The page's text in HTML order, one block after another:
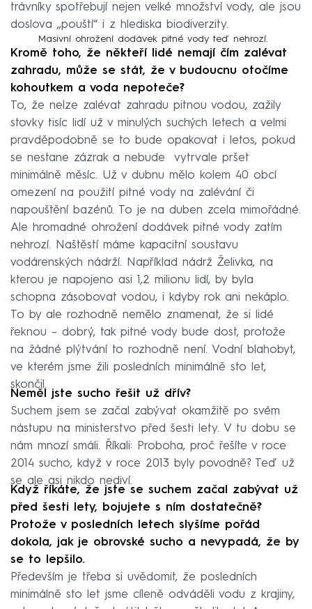
trávníky spotřebují nejen velké množství vody, ale jsou
doslova „pouští“ i z hlediska biodiverzity.
Masivní ohrožení dodávek pitné vody teď nehrozí.
Kromě toho, že někteří lidé nemají čím zalévat
zahradu, může se stát, že v budoucnu otočíme
kohoutkem a voda nepoteče?
To, že nelze zalévat zahradu pitnou vodou, zažily
stovky tisíc lidí už v minulých suchých letech a velmi
pravděpodobně se to bude opakovat i letos, pokud
se nestane zázrak a nebude vytrvale pršet
minimálně měsíc. Už v dubnu mělo kolem 40 obcí
omezení na použití pitné vody na zalévání či
napouštění bazénů. To je na duben zcela mimořádné.
Ale hromadné ohrožení dodávek pitné vody zatím
nehrozí. Naštěstí máme kapacitní soustavu
vodárenských nádrží. Například nádrž Želivka, na
kterou je napojeno asi 1,2 milionu lidí, by byla
schopna zásobovat vodou, i kdyby rok ani nekáplo.
To by ale rozhodně nemělo znamenat, že si lidé
řeknou – dobrý, tak pitné vody bude dost, protože
na žádné plýtvání to rozhodně není. Vodní blahobyt,
ve kterém jsme žili posledních minimálně sto let,
skončil.
Neměl jste sucho řešit už dřív?
Suchem jsem se začal zabývat okamžitě po svém
nástupu na ministerstvo před šesti lety. V tu dobu se
nám mnozí smáli. Říkali: Proboha, proč řešíte v roce
2014 sucho, když v roce 2013 byly povodně? Teď už
se ale asi nikdo nediví.
Když říkáte, že jste se suchem začal zabývat už
před šesti lety, bojujete s ním dostatečně?
Protože v posledních letech slyšíme pořád
dokola, jak je obrovské sucho a nevypadá, že by
se to lepšilo.
Především je třeba si uvědomit, že posledních
minimálně sto let jsme cíleně odváděli vodu z krajiny,